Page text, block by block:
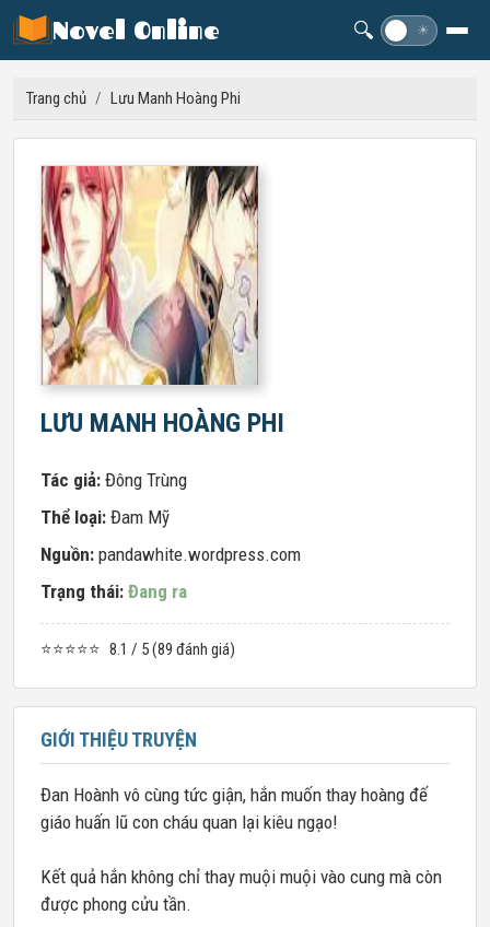
Novel Online 🔍 ☀
Trang chủ / Lưu Manh Hoàng Phi
LƯU MANH HOÀNG PHI
Tác giả: Đông Trùng
Thể loại: Đam Mỹ
Nguồn: pandawhite.wordpress.com
Trạng thái: Đang ra
⭐⭐⭐⭐⭐ 8.1 / 5 (89 đánh giá)
GIỚI THIỆU TRUYỆN
Đan Hoành vô cùng tức giận, hắn muốn thay hoàng đế
giáo huấn lũ con cháu quan lại kiêu ngạo!
Kết quả hắn không chỉ thay muội muội vào cung mà còn
được phong cửu tần.